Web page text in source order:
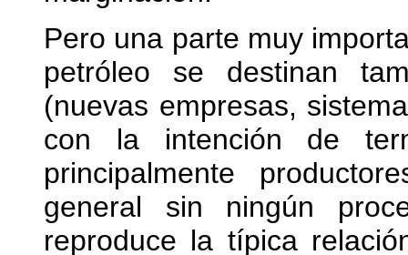
Pero una parte muy
petróleo se destinan
(nuevas empresas,
con la intención de
principalmente
general sin ningún
reproduce la típica